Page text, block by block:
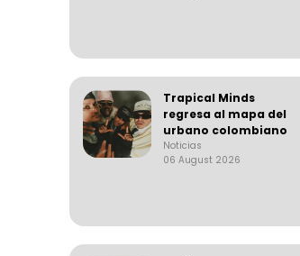
Trapical Minds
regresa al mapa del
urbano colombiano
Noticias
06 August 2026